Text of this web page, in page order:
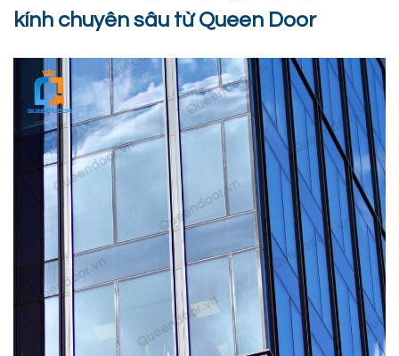
kính chuyên sâu từ Queen Door